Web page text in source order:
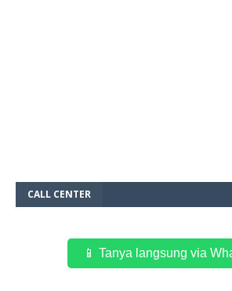
CALL CENTER
📱 Tanya langsung via